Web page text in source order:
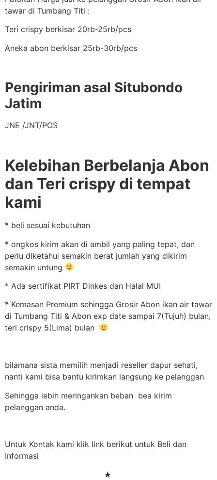
tawar di Tumbang Titi :
Teri crispy berkisar 20rb-25rb/pcs
Aneka abon berkisar 25rb-30rb/pcs
Pengiriman asal Situbondo
Jatim
JNE /JNT/POS
Kelebihan Berbelanja Abon
dan Teri crispy di tempat
kami
* beli sesuai kebutuhan
* ongkos kirim akan di ambil yang paling tepat, dan
perlu diketahui semakin berat jumlah yang dikirim
semakin untung
* Ada sertifikat PIRT Dinkes dan Halal MUI
* Kemasan Premium sehingga Grosir Abon ikan air tawar
di Tumbang Titi & Abon exp date sampai 7(Tujuh) bulan,
teri crispy 5(Lima) bulan
bilamana sista memilih menjadi reseller dapur sehati,
nanti kami bisa bantu kirimkan langsung ke pelanggan.
Sehingga lebih meringankan beban bea kirim
pelanggan anda.
Untuk Kontak kami klik link berikut untuk Beli dan
Informasi
★